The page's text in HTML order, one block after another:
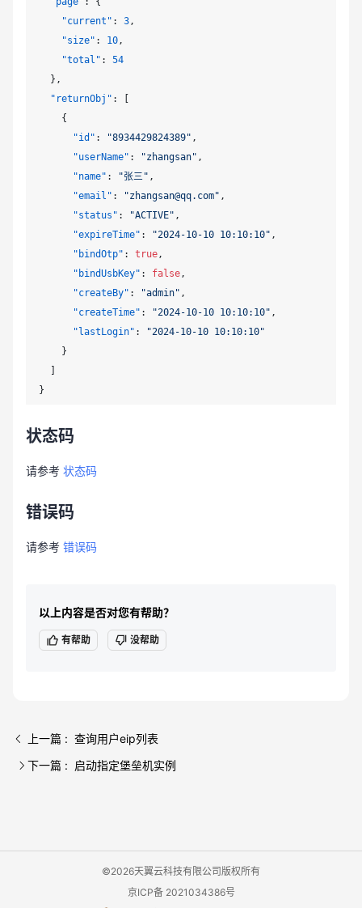
"current" : 3,
"size" : 10,
"total" :
54
} ,
"returnObj" :
[
{
"id" : "8934429824389" ,
"userName" : "zhangsan" ,
"name" : "张三" ,
"email" : "zhangsan@qq.com" ,
"status" : "ACTIVE" ,
"expireTime" : "2024-10-10 10:10:10" ,
"bindOtp" : true,
"bindUsbKey" : false,
"createBy" : "admin" ,
"createTime" : "2024-10-10 10:10:10" ,
"lastLogin" :
"2024-10-10 10:10:10"
}
]
}
状态码
请参考 状态码
错误码
请参考 错误码
以上内容是否对您有帮助？
有帮助 没帮助
上一篇 : 查询用户eip列表
下一篇 : 启动指定堡垒机实例
©2026天翼云科技有限公司版权所有
京ICP备 2021034386号